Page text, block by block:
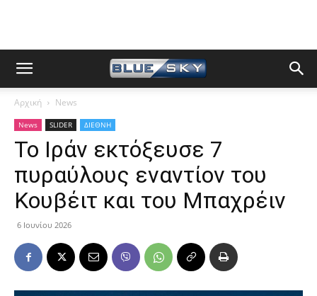
Αρχική News
News SLIDER ΔΙΕΘΝΗ
Το Ιράν εκτόξευσε 7
πυραύλους εναντίον του
Κουβέιτ και του Μπαχρέιν
6 Ιουνίου 2026